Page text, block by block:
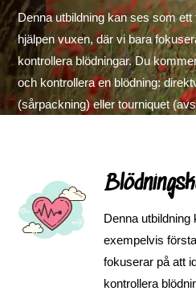
Denna utbildning kan ses som
hjälpen vuxen, där vi bara
kontrollera blödningar. Du
och kontrollera en blödning:
(sårpackning) eller tourniquet
Denna utbildning
exempelvis
fokuserar på att
kontrollera